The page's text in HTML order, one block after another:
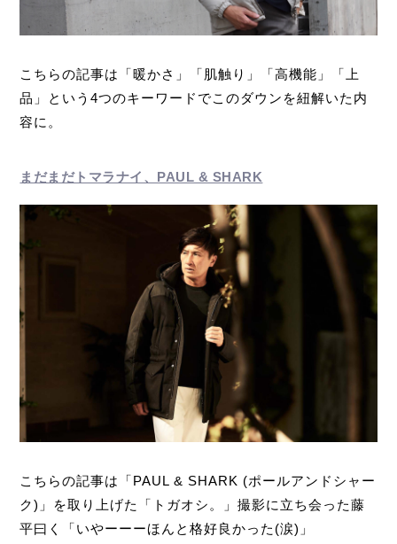
こちらの記事は「暖かさ」「肌触り」「高機能」「上
品」という4つのキーワードでこのダウンを紐解いた内
容に。
まだまだトマラナイ、PAUL & SHARK
こちらの記事は「PAUL & SHARK (ポールアンドシャー
ク)」を取り上げた「トガオシ。」撮影に立ち会った藤
平曰く「いやーーーほんと格好良かった(涙)」